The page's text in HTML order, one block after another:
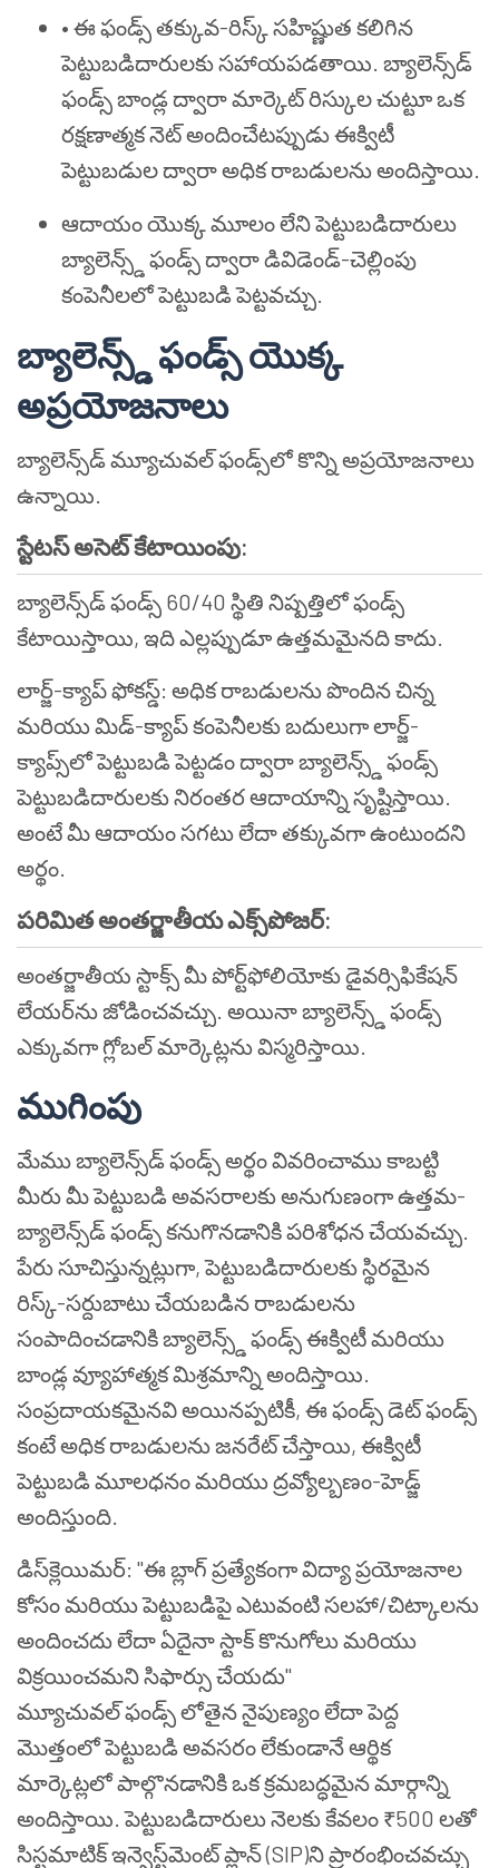
• ఈ ఫండ్స్ తక్కువ-రిస్క్ సహిష్ణుత కలిగిన
పెట్టుబడిదారులకు సహాయపడతాయి. బ్యాలెన్స్‌డ్
ఫండ్స్ బాండ్ల ద్వారా మార్కెట్ రిస్కుల చుట్టూ ఒక
రక్షణాత్మక నెట్ అందించేటప్పుడు ఈక్విటీ
పెట్టుబడుల ద్వారా అధిక రాబడులను అందిస్తాయి.
ఆదాయం యొక్క మూలం లేని పెట్టుబడిదారులు
బ్యాలెన్స్డ్ ఫండ్స్ ద్వారా డివిడెండ్-చెల్లింపు
కంపెనీలలో పెట్టుబడి పెట్టవచ్చు.
బ్యాలెన్స్డ్ ఫండ్స్ యొక్క
అప్రయోజనాలు
బ్యాలెన్స్‌డ్ మ్యూచువల్ ఫండ్స్‌లో కొన్ని అప్రయోజనాలు
ఉన్నాయి.
స్టేటస్ అసెట్ కేటాయింపు:
బ్యాలెన్స్‌డ్ ఫండ్స్ 60/40 స్థితి నిష్పత్తిలో ఫండ్స్
కేటాయిస్తాయి, ఇది ఎల్లప్పుడూ ఉత్తమమైనది కాదు.
లార్జ్-క్యాప్ ఫోకస్డ్: అధిక రాబడులను పొందిన చిన్న
మరియు మిడ్-క్యాప్ కంపెనీలకు బదులుగా లార్జ్-
క్యాప్స్‌లో పెట్టుబడి పెట్టడం ద్వారా బ్యాలెన్స్డ్ ఫండ్స్
పెట్టుబడిదారులకు నిరంతర ఆదాయాన్ని సృష్టిస్తాయి.
అంటే మీ ఆదాయం సగటు లేదా తక్కువగా ఉంటుందని
అర్థం.
పరిమిత అంతర్జాతీయ ఎక్స్‌పోజర్:
అంతర్జాతీయ స్టాక్స్ మీ పోర్ట్‌ఫోలియోకు డైవర్సిఫికేషన్
లేయర్‌ను జోడించవచ్చు. అయినా బ్యాలెన్స్డ్ ఫండ్స్
ఎక్కువగా గ్లోబల్ మార్కెట్లను విస్మరిస్తాయి.
ముగింపు
మేము బ్యాలెన్స్‌డ్ ఫండ్స్ అర్థం వివరించాము కాబట్టి
మీరు మీ పెట్టుబడి అవసరాలకు అనుగుణంగా ఉత్తమ-
బ్యాలెన్స్‌డ్ ఫండ్స్ కనుగొనడానికి పరిశోధన చేయవచ్చు.
పేరు సూచిస్తున్నట్లుగా, పెట్టుబడిదారులకు స్థిరమైన
రిస్క్-సర్దుబాటు చేయబడిన రాబడులను
సంపాదించడానికి బ్యాలెన్స్డ్ ఫండ్స్ ఈక్విటీ మరియు
బాండ్ల వ్యూహాత్మక మిశ్రమాన్ని అందిస్తాయి.
సంప్రదాయకమైనవి అయినప్పటికీ, ఈ ఫండ్స్ డెట్ ఫండ్స్
కంటే అధిక రాబడులను జనరేట్ చేస్తాయి, ఈక్విటీ
పెట్టుబడి మూలధనం మరియు ద్రవ్యోల్బణం-హెడ్జ్
అందిస్తుంది.
డిస్‌క్లెయిమర్: "ఈ బ్లాగ్ ప్రత్యేకంగా విద్యా ప్రయోజనాల
కోసం మరియు పెట్టుబడిపై ఎటువంటి సలహా/చిట్కాలను
అందించదు లేదా ఏదైనా స్టాక్ కొనుగోలు మరియు
విక్రయించమని సిఫార్సు చేయదు"
మ్యూచువల్ ఫండ్స్ లోతైన నైపుణ్యం లేదా పెద్ద
మొత్తంలో పెట్టుబడి అవసరం లేకుండానే ఆర్థిక
మార్కెట్లలో పాల్గొనడానికి ఒక క్రమబద్ధమైన మార్గాన్ని
అందిస్తాయి. పెట్టుబడిదారులు నెలకు కేవలం ₹500 లతో
సిస్టమాటిక్ ఇన్వెస్ట్‌మెంట్ ప్లాన్ (SIP)ని ప్రారంభించవచ్చు